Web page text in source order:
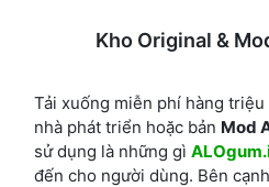
Kho Original &
Tải xuống miễn phí hàng
nhà phát triển hoặc bản Mod
sử dụng là những gì
đến cho người dùng. Bên